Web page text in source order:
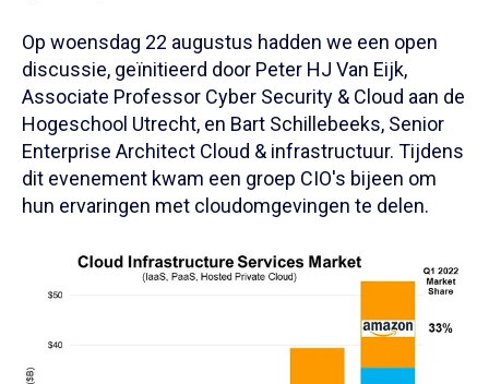
Op woensdag 22 augustus hadden we een open
discussie, geïnitieerd door Peter HJ Van Eijk,
Associate Professor Cyber Security & Cloud aan de
Hogeschool Utrecht, en Bart Schillebeeks, Senior
Enterprise Architect Cloud & infrastructuur. Tijdens
dit evenement kwam een groep CIO's bijeen om
hun ervaringen met cloudomgevingen te delen.